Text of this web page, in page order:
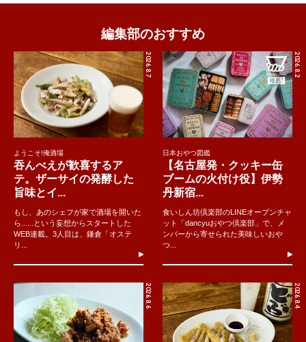
編集部のおすすめ
2026.8.7
ようこそ!俺酒場
吞んべえが歓喜するア
テ。ザーサイの発酵した
旨味とイ...
もし、あのシェフが家で酒場を開いた
ら......という妄想からスタートした
WEB連載。3人目は、鎌倉「オステ
リ...
2026.8.2
日本おやつ図鑑
【名古屋発・クッキー缶
ブームの火付け役】伊勢
丹新宿...
食いしん坊倶楽部のLINEオープンチャ
ット「dancyuおやつ倶楽部」で、メ
ンバーから寄せられた美味しいおや
つ...
2026.8.6 2026.8.4